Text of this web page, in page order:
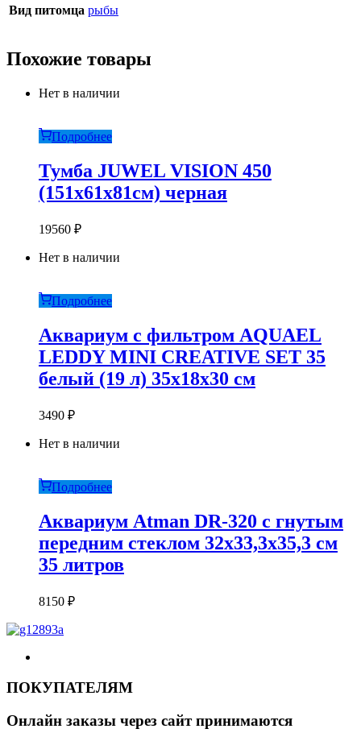
Вид питомца рыбы
Похожие товары
Нет в наличии
Подробнее
Тумба JUWEL VISION 450
(151х61х81см) черная
19560 ₽
Нет в наличии
Подробнее
Aквариум с фильтром AQUAEL
LEDDY MINI CREATIVE SET 35
белый (19 л) 35х18х30 см
3490 ₽
Нет в наличии
Подробнее
Аквариум Atman DR-320 c гнутым
передним стеклом 32х33,3х35,3 см
35 литров
8150 ₽
ПОКУПАТЕЛЯМ
Онлайн заказы через сайт принимаются